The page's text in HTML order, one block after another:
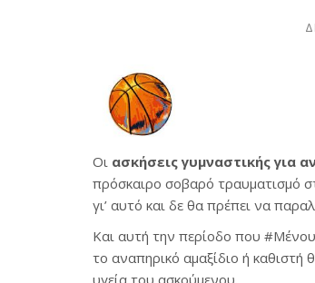
Οι ασκήσεις γυμναστικής για
πρόσκαιρο σοβαρό τραυματισμό
γι’ αυτό και δε θα πρέπει να
Και αυτή την περίοδο που
το αναπηρικό αμαξίδιο ή καθιστή
υγεία του ασκούμενου.